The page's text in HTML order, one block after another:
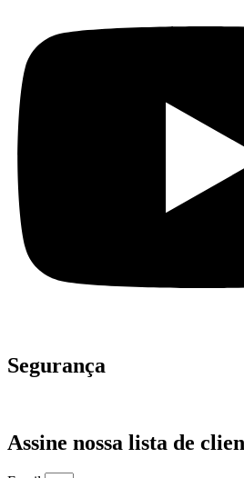
Segurança
Assine nossa lista de